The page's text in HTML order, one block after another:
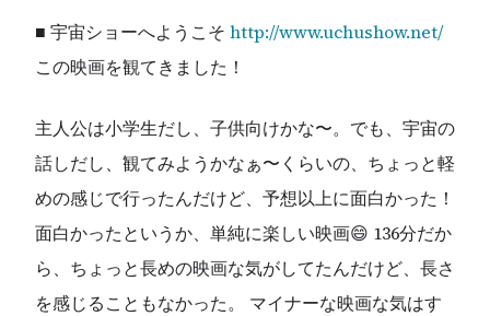
■ 宇宙ショーへようこそ http://www.uchushow.net/
この映画を観てきました！
主人公は小学生だし、子供向けかな〜。でも、宇宙の
話しだし、観てみようかなぁ〜くらいの、ちょっと軽
めの感じで行ったんだけど、予想以上に面白かった！
面白かったというか、単純に楽しい映画😄 136分だか
ら、ちょっと長めの映画な気がしてたんだけど、長さ
を感じることもなかった。 マイナーな映画な気はす